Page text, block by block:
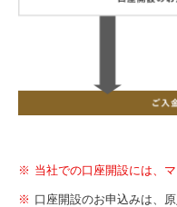
当社での口座開設には、
口座開設のお申込みは、